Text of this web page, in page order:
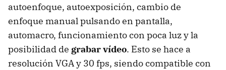
autoenfoque, autoexposición, cambio de
enfoque manual pulsando en pantalla,
automacro, funcionamiento con poca luz y la
posibilidad de grabar vídeo. Esto se hace a
resolución VGAy 30 fps, siendo compatible con